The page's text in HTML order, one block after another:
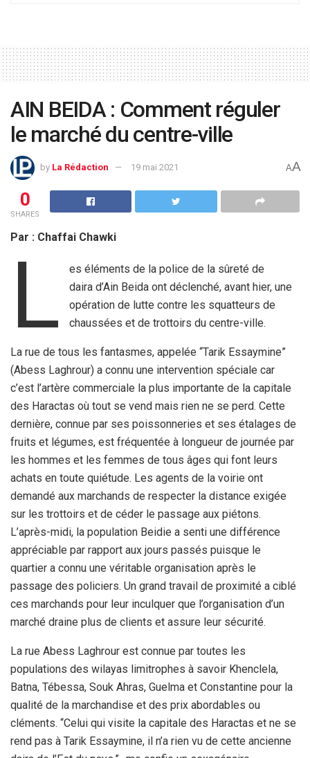
AIN BEIDA : Comment réguler
le marché du centre-ville
by La Rédaction 19 mai 2021 AA
0
SHARES
Par : Chaffai Chawki
L
es éléments de la police de la sûreté de
daira d’Ain Beida ont déclenché, avant hier, une
opération de lutte contre les squatteurs de
chaussées et de trottoirs du centre-ville.
La rue de tous les fantasmes, appelée “Tarik Essaymine”
(Abess Laghrour) a connu une intervention spéciale car
c’est l’artère commerciale la plus importante de la capitale
des Haractas où tout se vend mais rien ne se perd. Cette
dernière, connue par ses poissonneries et ses étalages de
fruits et légumes, est fréquentée à longueur de journée par
les hommes et les femmes de tous âges qui font leurs
achats en toute quiétude. Les agents de la voirie ont
demandé aux marchands de respecter la distance exigée
sur les trottoirs et de céder le passage aux piétons.
L’après-midi, la population Beidie a senti une différence
appréciable par rapport aux jours passés puisque le
quartier a connu une véritable organisation après le
passage des policiers. Un grand travail de proximité a ciblé
ces marchands pour leur inculquer que l’organisation d’un
marché draine plus de clients et assure leur sécurité.
La rue Abess Laghrour est connue par toutes les
populations des wilayas limitrophes à savoir Khenclela,
Batna, Tébessa, Souk Ahras, Guelma et Constantine pour la
qualité de la marchandise et des prix abordables ou
cléments. “Celui qui visite la capitale des Haractas et ne se
rend pas à Tarik Essaymine, il n’a rien vu de cette ancienne